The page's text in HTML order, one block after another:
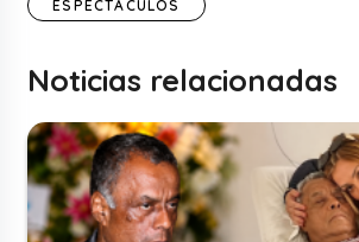
ESPECTÁCULOS
Noticias relacionadas